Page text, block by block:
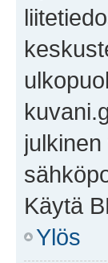
Käytä
Ylös